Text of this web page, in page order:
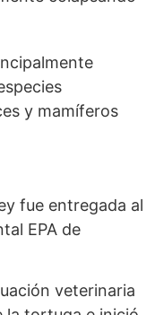
y mamíferos
fue entregada al
EPA de
veterinaria